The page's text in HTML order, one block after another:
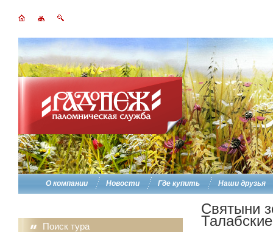
О компании Новости Где купить Наши друзья
Поиск тура
Святыни